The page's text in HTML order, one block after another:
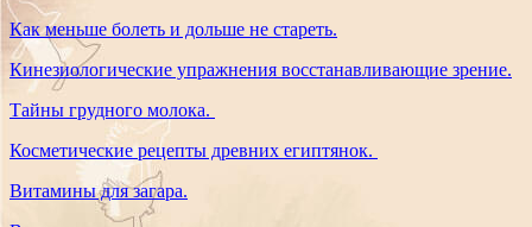
Как меньше болеть и дольше не стареть.
Кинезиологические упражнения восстанавливающие зрение.
Тайны грудного молока.
Косметические рецепты древних египтянок.
Витамины для загара.